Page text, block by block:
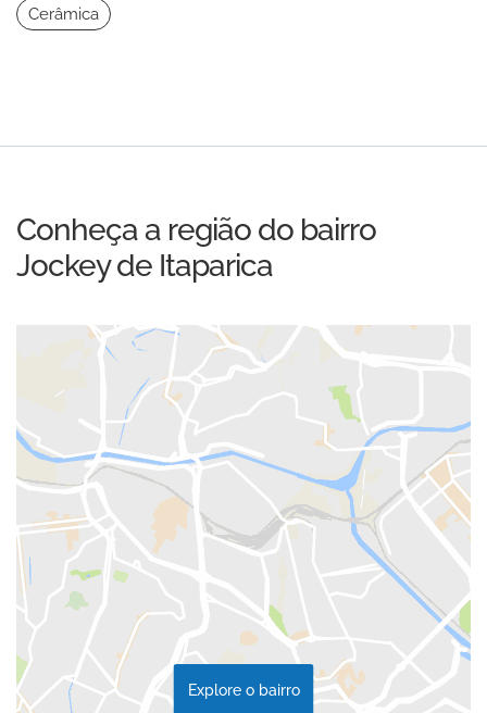
Cerâmica
Conheça a região do bairro
Jockey de Itaparica
Explore o bairro